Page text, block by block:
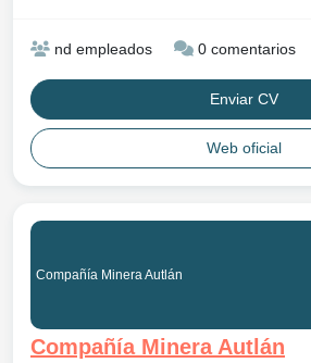
nd empleados 0 comentarios
Enviar CV
Web oficial
Compañía Minera Autlán
Compañía Minera Autlán